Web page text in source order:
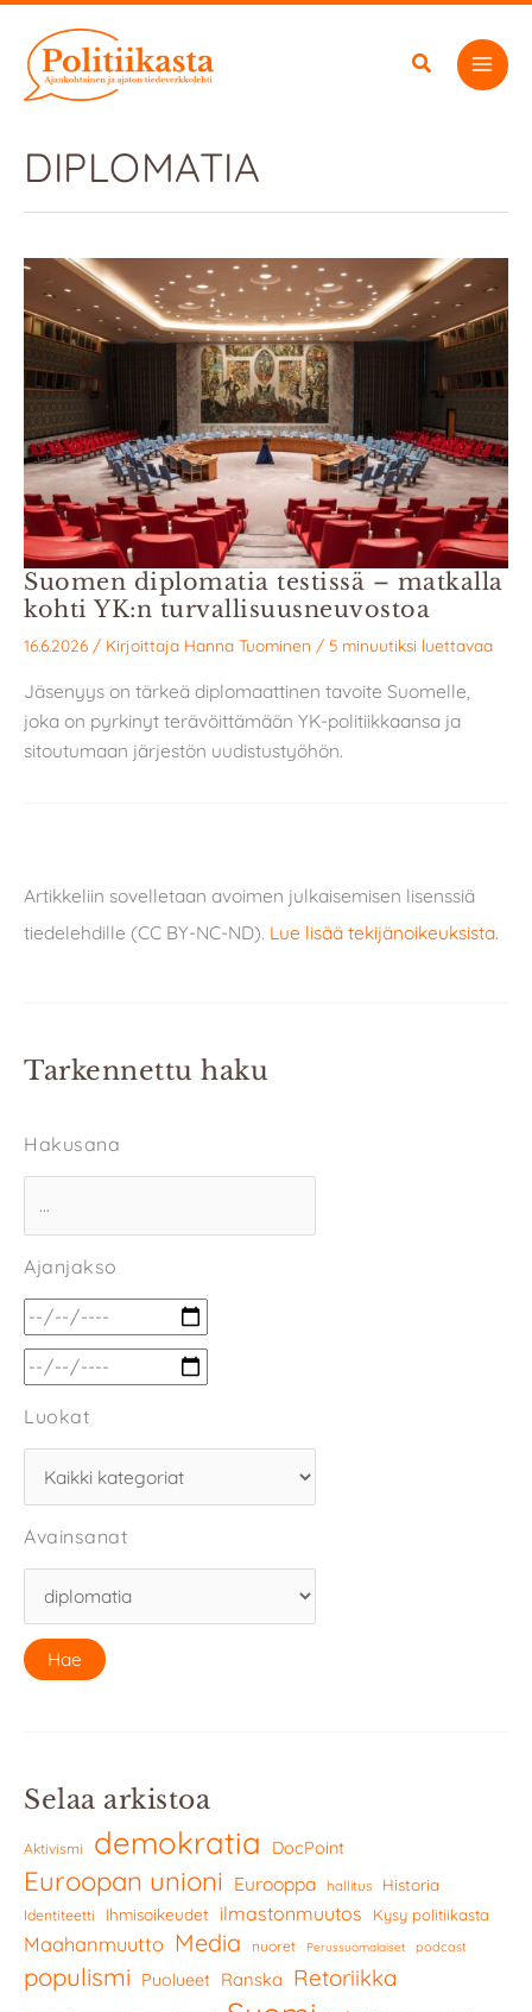
sisältöön
DIPLOMATIA
Suomen diplomatia testissä – matkalla
kohti YK:n turvallisuusneuvostoa
16.6.2026 / Kirjoittaja Hanna Tuominen / 5 minuutiksi luettavaa
Jäsenyys on tärkeä diplomaattinen tavoite Suomelle,
joka on pyrkinyt terävöittämään YK-politiikkaansa ja
sitoutumaan järjestön uudistustyöhön.
Artikkeliin sovelletaan avoimen julkaisemisen lisenssiä
tiedelehdille (CC BY-NC-ND). Lue lisää tekijänoikeuksista.
Tarkennettu haku
Hakusana
Ajanjakso
Luokat
Avainsanat
Selaa arkistoa
Aktivismi demokratia DocPoint
Euroopan unioni Eurooppa hallitus Historia
Identiteetti Ihmisoikeudet ilmastonmuutos Kysy politiikasta
Maahanmuutto Media nuoret Perussuomalaiset podcast
populismi Puolueet Ranska Retoriikka